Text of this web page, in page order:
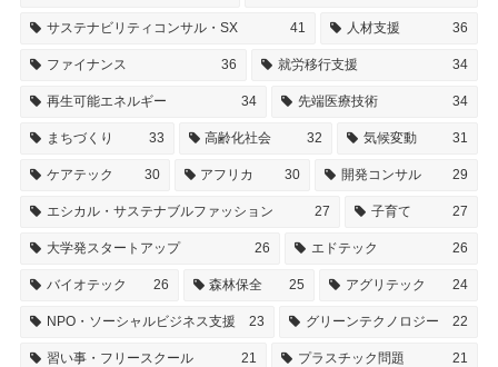
サステナビリティコンサル・SX 41 人材支援 36
ファイナンス 36 就労移行支援 34
再生可能エネルギー 34 先端医療技術 34
まちづくり 33 高齢化社会 32 気候変動 31
ケアテック 30 アフリカ 30 開発コンサル 29
エシカル・サステナブルファッション 27 子育て 27
大学発スタートアップ 26 エドテック 26
バイオテック 26 森林保全 25 アグリテック 24
NPO・ソーシャルビジネス支援 23 グリーンテクノロジー 22
習い事・フリースクール 21 プラスチック問題 21